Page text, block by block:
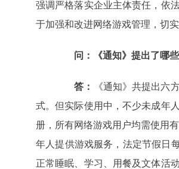
强调严格落实企业主体责任，依
于加强和改进网络游戏管理，切
问：《通知》提出了哪
答：
《通知》共提出六
式。但实际使用中，不少未成年
册，所有网络游戏用户均需使用
年人提供游戏服务，法定节假日
正常睡眠、学习、用餐及文体活